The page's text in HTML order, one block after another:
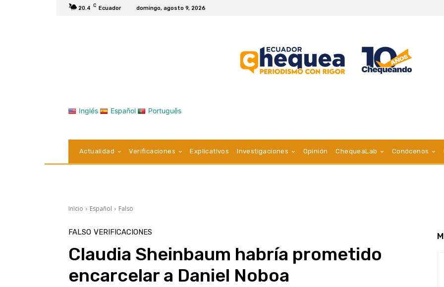
20.4 C Ecuador domingo, agosto 9, 2026
Inglés Español Português
Actualidad Verificaciones Explicativos Investigaciones Opinión ChequeaLab Conócenos
Inicio Español Falso
FALSO VERIFICACIONES
Claudia Sheinbaum habría prometido
encarcelar a Daniel Noboa